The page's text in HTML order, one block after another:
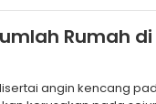
Rumah di
angin kencang